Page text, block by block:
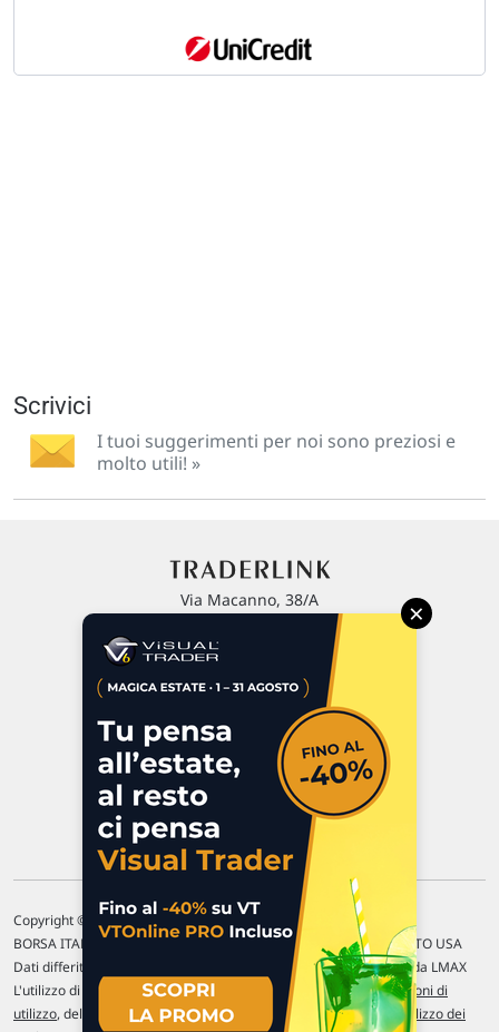
Scrivici
I tuoi suggerimenti per noi sono preziosi e
molto utili! »
Via Macanno, 38/A
P.IVA 02 452 460 401
Commenti e segnalazioni
Contattaci
Copyright © 1996-2026 Traderlink Italia s.r.l.
BORSA ITALIANA Quotazioni di borsa differite di 15 min. / MERCATO USA
Dati differiti di 15 min. (fonte Intrinio) / FOREX Quotazioni fornite da LMAX
L'utilizzo di questo sito implica l'accettazione delle nostre Condizioni di
utilizzo, del Disclaimer MAR, dellePolitiche sulla privacye dell' Utilizzo dei
×